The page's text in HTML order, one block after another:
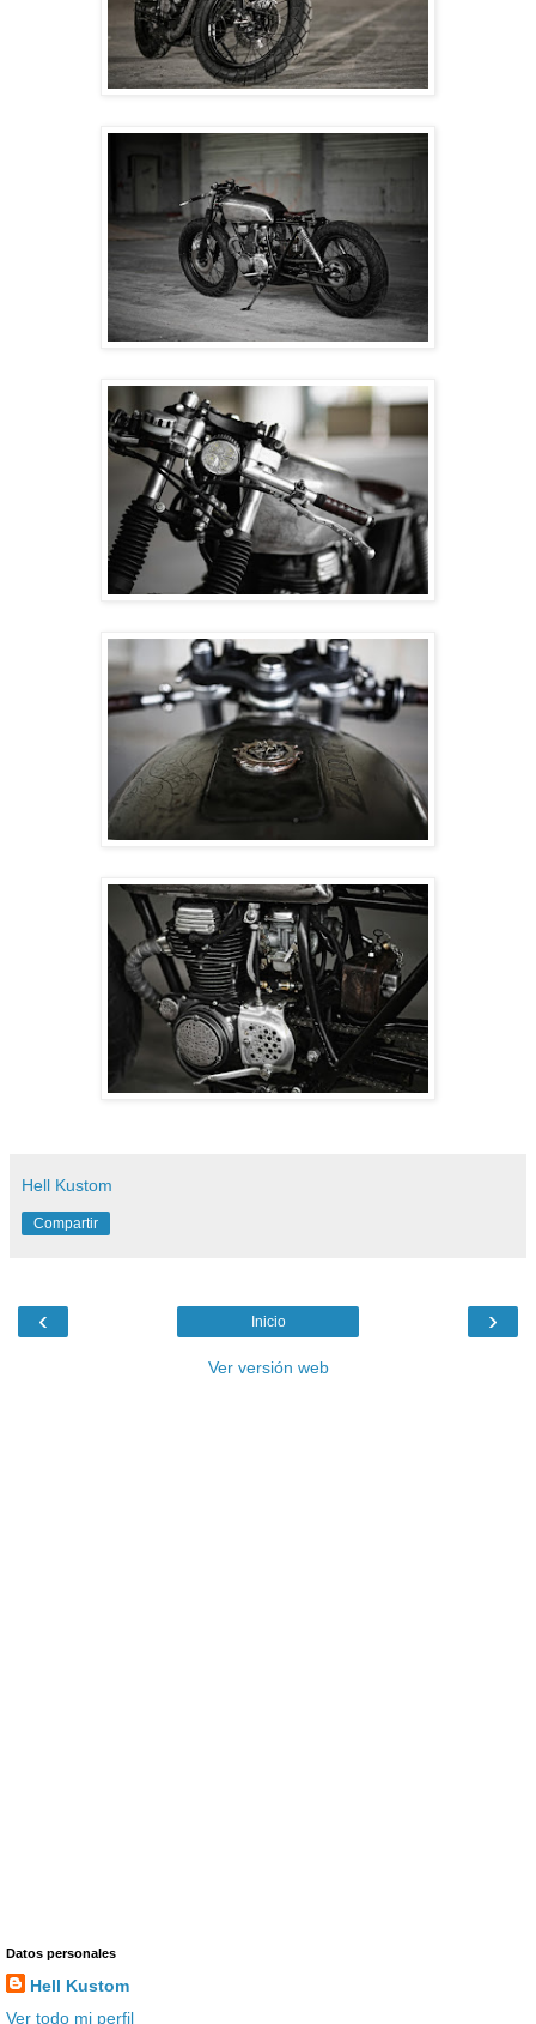
Hell Kustom
Compartir
‹ ›
Inicio
Ver versión web
Datos personales
Hell Kustom
Ver todo mi perfil